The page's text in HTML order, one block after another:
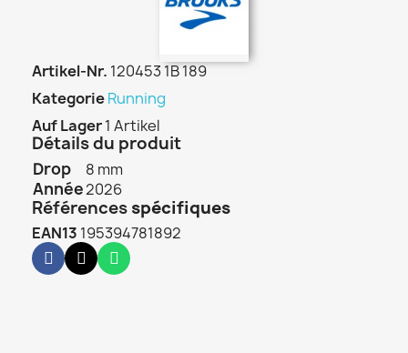
Artikel-Nr. 120453 1B 189
KategorieRunning
Auf Lager1 Artikel
Détails du produit
Drop 8 mm
Année2026
Références spécifiques
EAN13 195394781892